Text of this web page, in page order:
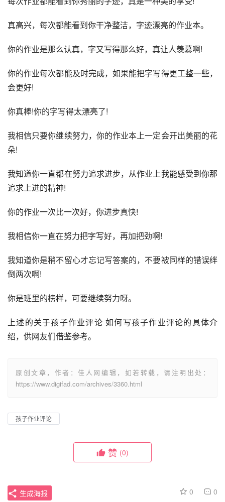
真高兴，每次都能看到你干净整洁，字迹漂亮的作业本。
你的作业是那么认真，字又写得那么好，真让人羡慕啊!
你的作业每次都能及时完成，如果能把字写得更工整一些，
会更好!
你真棒!你的字写得太漂亮了!
我相信只要你继续努力，你的作业本上一定会开出美丽的花
朵!
我知道你一直都在努力追求进步，从作业上我能感受到你那
追求上进的精神!
你的作业一次比一次好，你进步真快!
我相信你一直在努力把字写好，再加把劲啊!
我知道你是稍不留心才忘记写答案的，不要被同样的错误绊
倒两次啊!
你是班里的榜样，可要继续努力呀。
上述的关于孩子作业评论 如何写孩子作业评论的具体介
绍，供网友们借鉴参考。
原创文章，作者：佳人网编辑，如若转载，请注明出处：
https://www.digifad.com/archives/3360.html
孩子作业评论
赞 (0)
0 0
生成海报